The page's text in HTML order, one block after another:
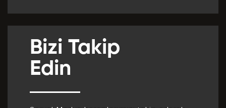
Bizi Takip
Edin
Önceki Tecrübeler *